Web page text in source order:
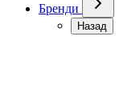
Бренди
Назад